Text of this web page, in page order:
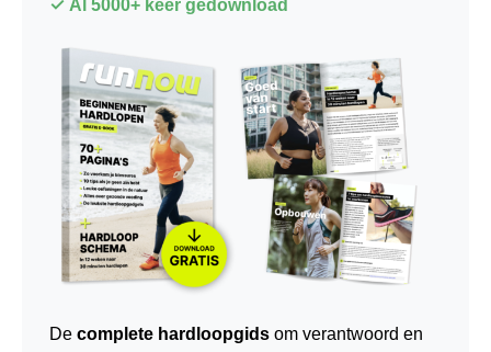
✓ Al 5000+ keer gedownload
De complete hardloopgids om verantwoord en